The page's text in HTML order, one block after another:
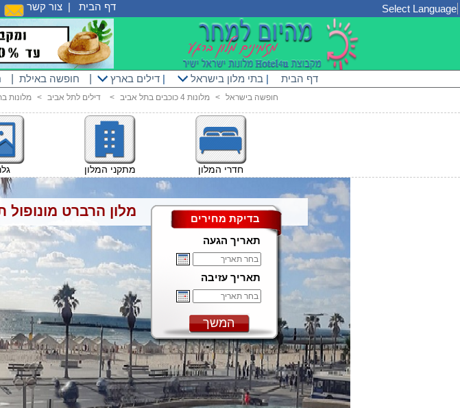
צור קשר | דף הבית Select Language
חופשה באילת דילים בארץ| בתי מלון בישראל | דף הבית
מלונות < דילים לתל אביב < מלונות 4 כוכבים בתל אביב < חופשה בישראל
מתקני המלון חדרי המלון
מלון הרברט מונופול
בדיקת מחירים
תאריך הגעה
תאריך עזיבה
המשך